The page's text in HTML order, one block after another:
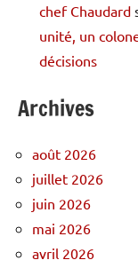
chef Chaudard
unité, un
décisions
Archives
août 2026
juillet 2026
juin 2026
mai 2026
avril 2026